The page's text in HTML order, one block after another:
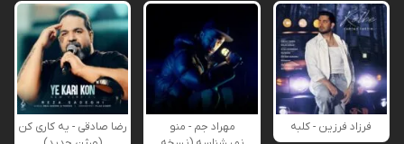
فرزاد فرزین - کلبه
مهراد جم - منو
رضا صادقی - یه کاری کن